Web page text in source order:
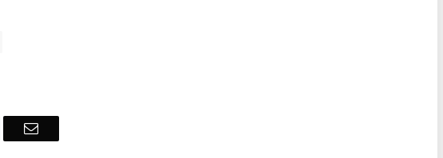
Email